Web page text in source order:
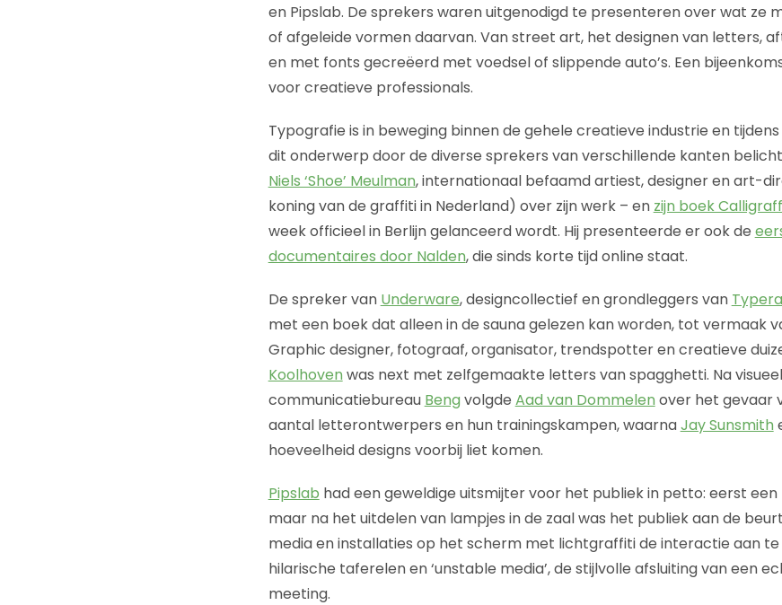
en Pipslab. De sprekers waren uitgenodigd te presenteren over wat ze
of afgeleide vormen daarvan. Van street art, het designen van letters,
en met fonts gecreëerd met voedsel of slippende auto’s. Een
voor creatieve professionals.
Typografie is in beweging binnen de gehele creatieve industrie en
dit onderwerp door de diverse sprekers van verschillende kanten
Niels ‘Shoe’ Meulman, internationaal befaamd artiest, designer en art-
koning van de graffiti in Nederland) over zijn werk – en zijn boek
week officieel in Berlijn gelanceerd wordt. Hij presenteerde er ook de
documentaires door Nalden, die sinds korte tijd online staat.
De spreker van Underware, designcollectief en grondleggers van
met een boek dat alleen in de sauna gelezen kan worden, tot vermaak
Graphic designer, fotograaf, organisator, trendspotter en creatieve
Koolhoven was next met zelfgemaakte letters van spagghetti. Na visueel
communicatiebureau Beng volgde Aad van Dommelen over het gevaar
aantal letterontwerpers en hun trainingskampen, waarnaJay Sunsmith
hoeveelheid designs voorbij liet komen.
Pipslab had een geweldige uitsmijter voor het publiek in petto: eerst een
maar na het uitdelen van lampjes in de zaal was het publiek aan de
media en installaties op het scherm met lichtgraffiti de interactie aan te
hilarische taferelen en ‘unstable media’, de stijlvolle afsluiting van een
meeting.